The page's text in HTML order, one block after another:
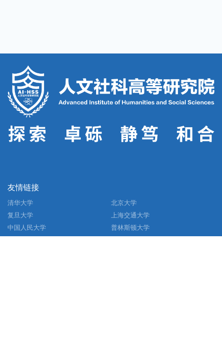
友情链接
清华大学
北京大学
复旦大学
上海交通大学
中国人民大学
普林斯顿大学